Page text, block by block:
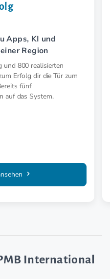
Apps, KI und
Region
und 800 realisierten
Erfolg dir die Tür zum
fünf
auf das System.
International